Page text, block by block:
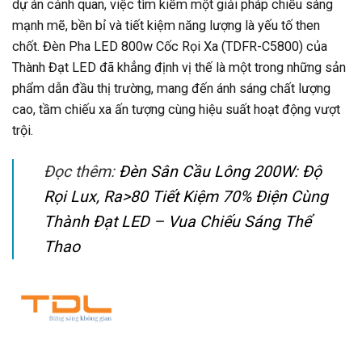
dự án cảnh quan, việc tìm kiếm một giải pháp chiếu sáng
mạnh mẽ, bền bỉ và tiết kiệm năng lượng là yếu tố then
chốt. Đèn Pha LED 800w Cốc Rọi Xa (TDFR-C5800) của
Thành Đạt LED đã khẳng định vị thế là một trong những sản
phẩm dẫn đầu thị trường, mang đến ánh sáng chất lượng
cao, tầm chiếu xa ấn tượng cùng hiệu suất hoạt động vượt
trội.
Đọc thêm: Đèn Sân Cầu Lông 200W: Độ
Rọi Lux, Ra>80 Tiết Kiệm 70% Điện Cùng
Thành Đạt LED – Vua Chiếu Sáng Thể
Thao